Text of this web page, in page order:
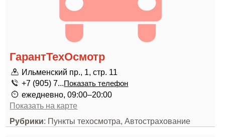
ГарантТехОсмотр
Ильменский пр., 1, стр. 11
+7 (905) 7...Показать телефон
ежедневно, 09:00–20:00
Показать на карте
Рубрики: Пункты техосмотра, Автострахование